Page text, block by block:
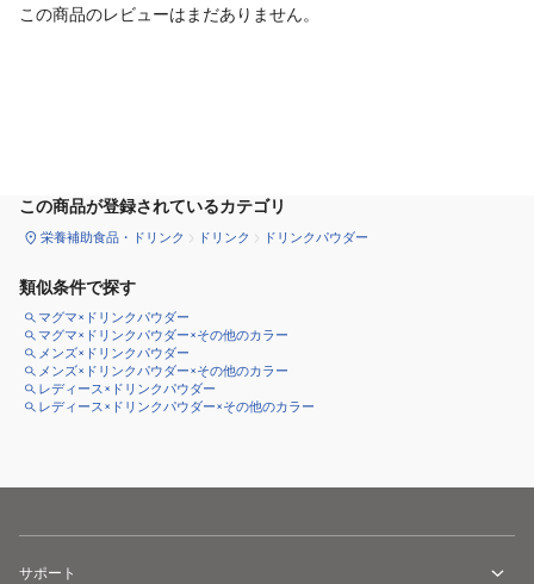
この商品のレビューはまだありません。
この商品が登録されているカテゴリ
栄養補助食品・ドリンク ドリンク ドリンクパウダー
類似条件で探す
マグマ×ドリンクパウダー
マグマ×ドリンクパウダー×その他のカラー
メンズ×ドリンクパウダー
メンズ×ドリンクパウダー×その他のカラー
レディース×ドリンクパウダー
レディース×ドリンクパウダー×その他のカラー
サポート